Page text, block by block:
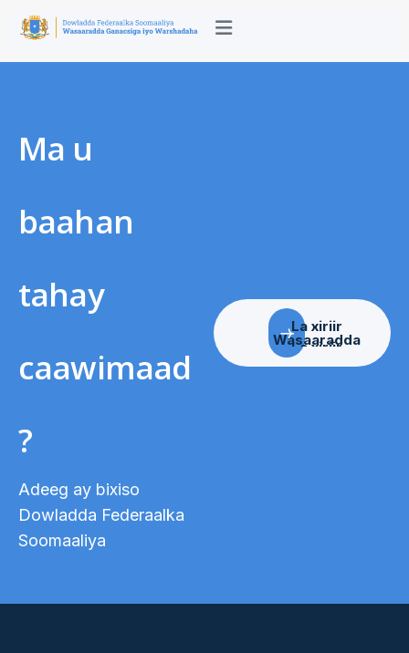
Ma u
baahan
tahay
caawimaad
?
Adeeg ay bixiso
Dowladda Federaalka
Soomaaliya
La xiriir
Wasaaradda